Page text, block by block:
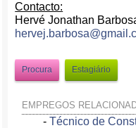
Contacto:
Hervé Jonathan
Procura Estagiário
EMPREGOS
-Técnico de